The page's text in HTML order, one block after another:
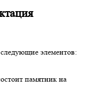
следующие элементов: